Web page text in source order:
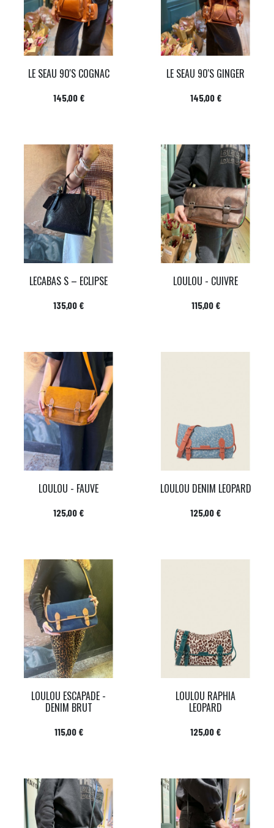
LE SEAU 90'S COGNAC
Prix
145,00 €
LE SEAU 90'S GINGER
Prix
145,00 €
LECABAS S – ECLIPSE
Prix
135,00 €
LOULOU - CUIVRE
Prix
115,00 €
LOULOU - FAUVE
Prix
125,00 €
LOULOU DENIM LEOPARD
Prix
125,00 €
LOULOU ESCAPADE -
DENIM BRUT
Prix
115,00 €
LOULOU RAPHIA
LEOPARD
Prix
125,00 €